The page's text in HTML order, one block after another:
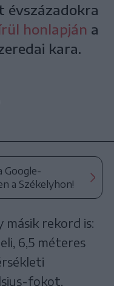
évszázadokra
honlapján a
kara.
Google-
a Székelyhon!
rekord is:
6,5 méteres
fokot.